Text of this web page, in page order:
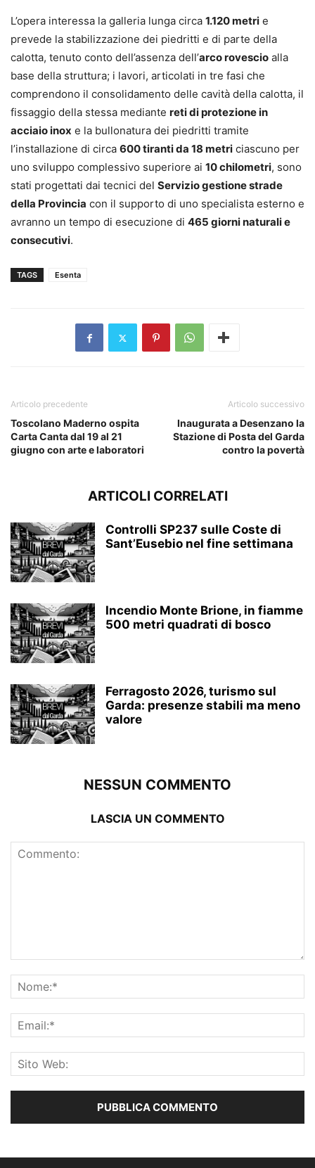
L’opera interessa la galleria lunga circa 1.120 metri e
prevede la stabilizzazione dei piedritti e di parte della
calotta, tenuto conto dell’assenza dell’arco rovescio alla
base della struttura; i lavori, articolati in tre fasi che
comprendono il consolidamento delle cavità della calotta, il
fissaggio della stessa mediante reti di protezione in
acciaio inox e la bullonatura dei piedritti tramite
l’installazione di circa 600 tiranti da 18 metri ciascuno per
uno sviluppo complessivo superiore ai 10 chilometri, sono
stati progettati dai tecnici del Servizio gestione strade
della Provincia con il supporto di uno specialista esterno e
avranno un tempo di esecuzione di 465 giorni naturali e
consecutivi.
TAGS Esenta
Articolo precedente
Toscolano Maderno ospita
Carta Canta dal 19 al 21
giugno con arte e laboratori
Articolo successivo
Inaugurata a Desenzano la
Stazione di Posta del Garda
contro la povertà
ARTICOLI CORRELATI
Controlli SP237 sulle Coste di
Sant’Eusebio nel fine settimana
Incendio Monte Brione, in fiamme
500 metri quadrati di bosco
Ferragosto 2026, turismo sul
Garda: presenze stabili ma meno
valore
NESSUN COMMENTO
LASCIA UN COMMENTO